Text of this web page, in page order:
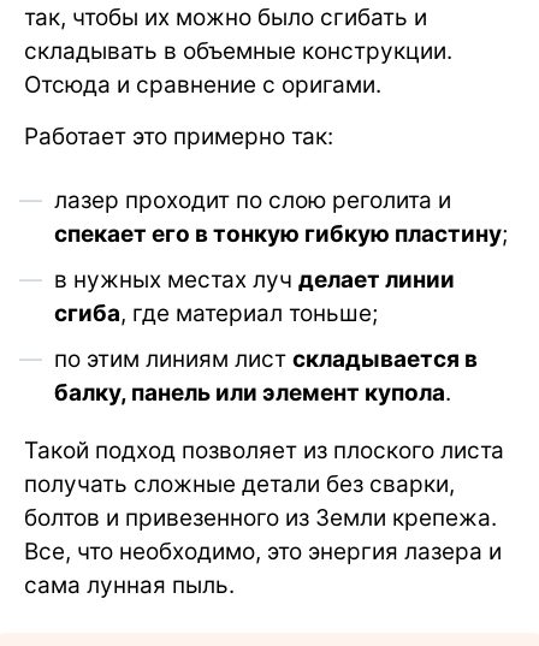
так, чтобы их можно было сгибать и
складывать в объемные конструкции.
Отсюда и сравнение с оригами.
Работает это примерно так:
лазер проходит по слою реголита и
спекает его в тонкую гибкую пластину;
в нужных местах луч делает линии
сгиба, где материал тоньше;
по этим линиям лист складывается в
балку, панель или элемент купола.
Такой подход позволяет из плоского листа
получать сложные детали без сварки,
болтов и привезенного из Земли крепежа.
Все, что необходимо, это энергия лазера и
сама лунная пыль.